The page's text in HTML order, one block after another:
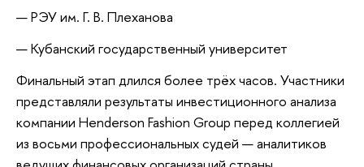
РЭУ им. Г. В. Плеханова
Кубанский государственный университет
Финальный этап длился более трёх часов. Участники
представляли результаты инвестиционного анализа
компании Henderson Fashion Group перед коллегией
из восьми профессиональных судей — аналитиков